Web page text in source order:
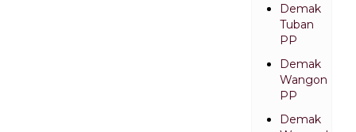
Demak
Tuban
PP
Demak
Wangon
PP
Demak